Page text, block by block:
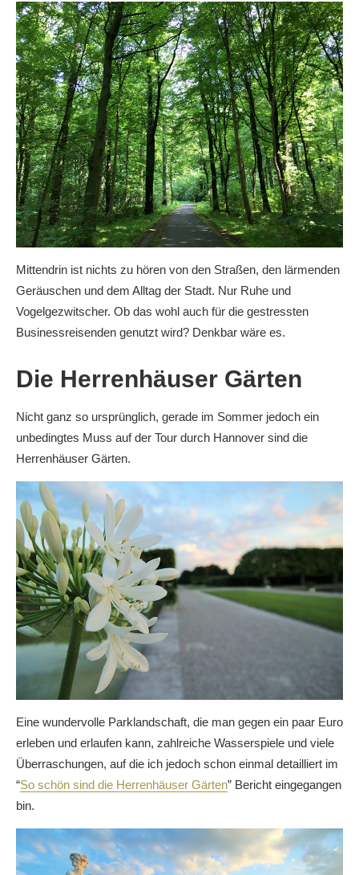
Mittendrin ist nichts zu hören von den Straßen, den lärmenden
Geräuschen und dem Alltag der Stadt. Nur Ruhe und
Vogelgezwitscher. Ob das wohl auch für die gestressten
Businessreisenden genutzt wird? Denkbar wäre es.
Die Herrenhäuser Gärten
Nicht ganz so ursprünglich, gerade im Sommer jedoch ein
unbedingtes Muss auf der Tour durch Hannover sind die
Herrenhäuser Gärten.
Eine wundervolle Parklandschaft, die man gegen ein paar Euro
erleben und erlaufen kann, zahlreiche Wasserspiele und viele
Überraschungen, auf die ich jedoch schon einmal detailliert im
“So schön sind die Herrenhäuser Gärten” Bericht eingegangen
bin.